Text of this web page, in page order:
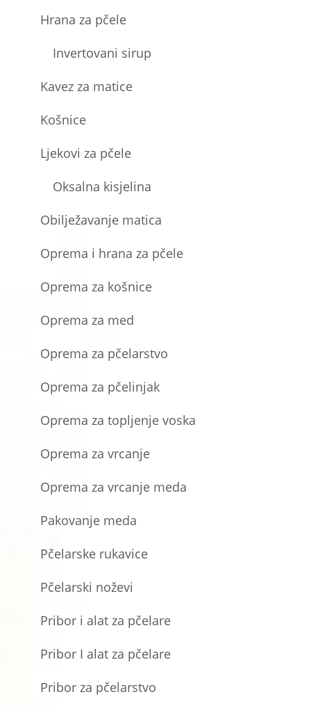
Hrana za pčele
Invertovani sirup
Kavez za matice
Košnice
Ljekovi za pčele
Oksalna kisjelina
Obilježavanje matica
Oprema i hrana za pčele
Oprema za košnice
Oprema za med
Oprema za pčelarstvo
Oprema za pčelinjak
Oprema za topljenje voska
Oprema za vrcanje
Oprema za vrcanje meda
Pakovanje meda
Pčelarske rukavice
Pčelarski noževi
Pribor i alat za pčelare
Pribor I alat za pčelare
Pribor za pčelarstvo